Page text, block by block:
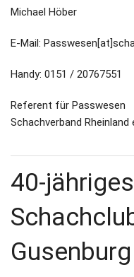
Michael Höber
E-Mail:
Handy: 0151 / 20767551
Referent für Passwesen
Schachverband Rheinland
40-